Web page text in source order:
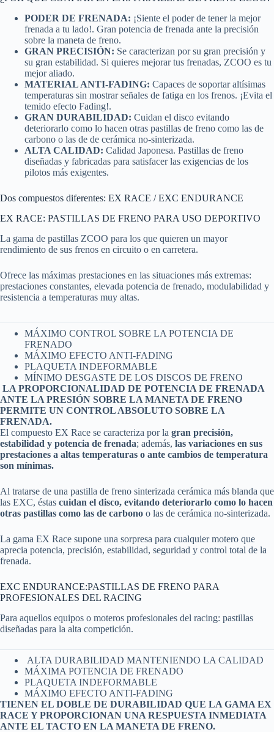
PODER DE FRENADA: ¡Siente el poder de tener la mejor
frenada a tu lado!. Gran potencia de frenada ante la precisión
sobre la maneta de freno.
GRAN PRECISIÓN: Se caracterizan por su gran precisión y
su gran estabilidad. Si quieres mejorar tus frenadas, ZCOO es tu
mejor aliado.
MATERIAL ANTI-FADING: Capaces de soportar altísimas
temperaturas sin mostrar señales de fatiga en los frenos. ¡Evita el
temido efecto Fading!.
GRAN DURABILIDAD: Cuidan el disco evitando
deteriorarlo como lo hacen otras pastillas de freno como las de
carbono o las de de cerámica no-sinterizada.
ALTA CALIDAD: Calidad Japonesa. Pastillas de freno
diseñadas y fabricadas para satisfacer las exigencias de los
pilotos más exigentes.
Dos compuestos diferentes: EX RACE / EXC ENDURANCE
EX RACE: PASTILLAS DE FRENO PARA USO DEPORTIVO
La gama de pastillas ZCOO para los que quieren un mayor
rendimiento de sus frenos en circuito o en carretera.
Ofrece las máximas prestaciones en las situaciones más extremas:
prestaciones constantes, elevada potencia de frenado, modulabilidad y
resistencia a temperaturas muy altas.
MÁXIMO CONTROL SOBRE LA POTENCIA DE
FRENADO
MÁXIMO EFECTO ANTI-FADING
PLAQUETA INDEFORMABLE
MÍNIMO DESGASTE DE LOS DISCOS DE FRENO
LA PROPORCIONALIDAD DE POTENCIA DE FRENADA
ANTE LA PRESIÓN SOBRE LA MANETA DE FRENO
PERMITE UN CONTROL ABSOLUTO SOBRE LA
FRENADA.
El compuesto EX Race se caracteriza por la gran precisión,
estabilidad y potencia de frenada; además, las variaciones en sus
prestaciones a altas temperaturas o ante cambios de temperatura
son mínimas.
Al tratarse de una pastilla de freno sinterizada cerámica más blanda que
las EXC, éstas cuidan el disco, evitando deteriorarlo como lo hacen
otras pastillas como las de carbono o las de cerámica no-sinterizada.
La gama EX Race supone una sorpresa para cualquier motero que
aprecia potencia, precisión, estabilidad, seguridad y control total de la
frenada.
EXC ENDURANCE:PASTILLAS DE FRENO PARA
PROFESIONALES DEL RACING
Para aquellos equipos o moteros profesionales del racing: pastillas
diseñadas para la alta competición.
ALTA DURABILIDAD MANTENIENDO LA CALIDAD
MÁXIMA POTENCIA DE FRENADO
PLAQUETA INDEFORMABLE
MÁXIMO EFECTO ANTI-FADING
TIENEN EL DOBLE DE DURABILIDAD QUE LA GAMA EX
RACE Y PROPORCIONAN UNA RESPUESTA INMEDIATA
ANTE EL TACTO EN LA MANETA DE FRENO.